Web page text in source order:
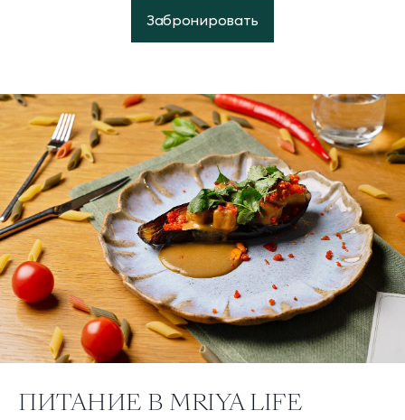
Забронировать
ПИТАНИЕ В MRIYA LIFE